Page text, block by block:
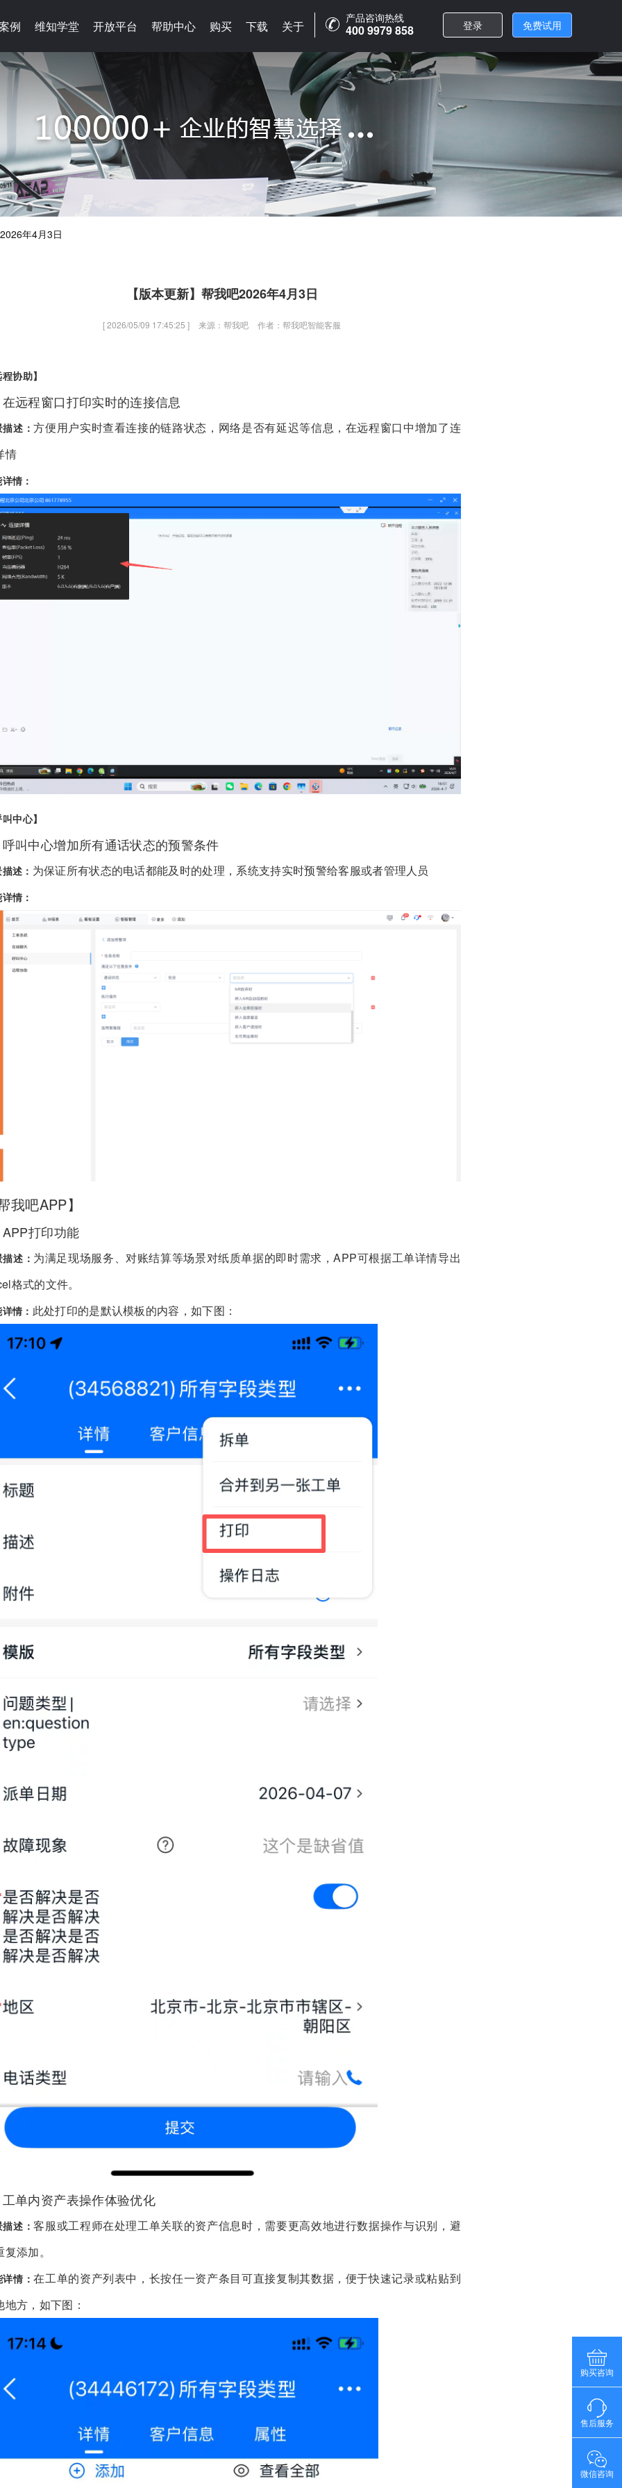
例 维知学堂 开放平台 帮助中心 购买 下载 关于
产品咨询热线
400 9979 858 登录 免费试用
例 维知学堂 开放平台 帮助中心 购买 下载 关于
产品咨询热线
400 9979 858 登录 免费试用
年4月3日
【版本更新】帮我吧2026年4月3日
[ 2026/05/09 17:45:25 ] 来源：帮我吧 作者：帮我吧智能客服
协助】
远程窗口打印实时的连接信息
描述：方便用户实时查看连接的链路状态，网络是否有延迟等信息，在远程窗口中增加了连
情
情：
中心】
叫中心增加所有通话状态的预警条件
述： 为保证所有状态的电话都能及时的处理，系统支持实时预警给客服或者管理人员
情：
我吧APP】
打印功能
述： 为满足现场服务、对账结算等场景对纸质单据的即时需求，APP可根据工单详情导出
格式的文件。
情： 此处打印的是默认模板的内容，如下图：
单内资产表操作体验优化
描述：客服或工程师在处理工单关联的资产信息时，需要更高效地进行数据操作与识别，避
添加。
详情：在工单的资产列表中，长按任一资产条目可直接复制其数据，便于快速记录或粘贴到
地方，如下图：
购买咨询
售后服务
微信咨询